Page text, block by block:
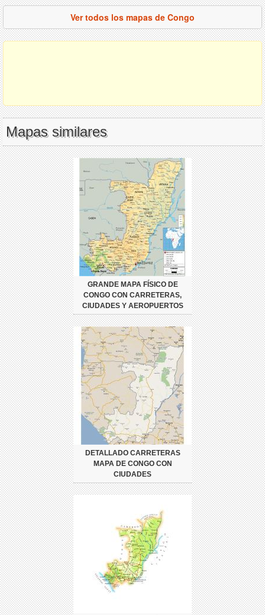
Ver todos los mapas de Congo
Mapas similares
GRANDE MAPA FÍSICO DE
CONGO CON CARRETERAS,
CIUDADES Y AEROPUERTOS
DETALLADO CARRETERAS
MAPA DE CONGO CON
CIUDADES